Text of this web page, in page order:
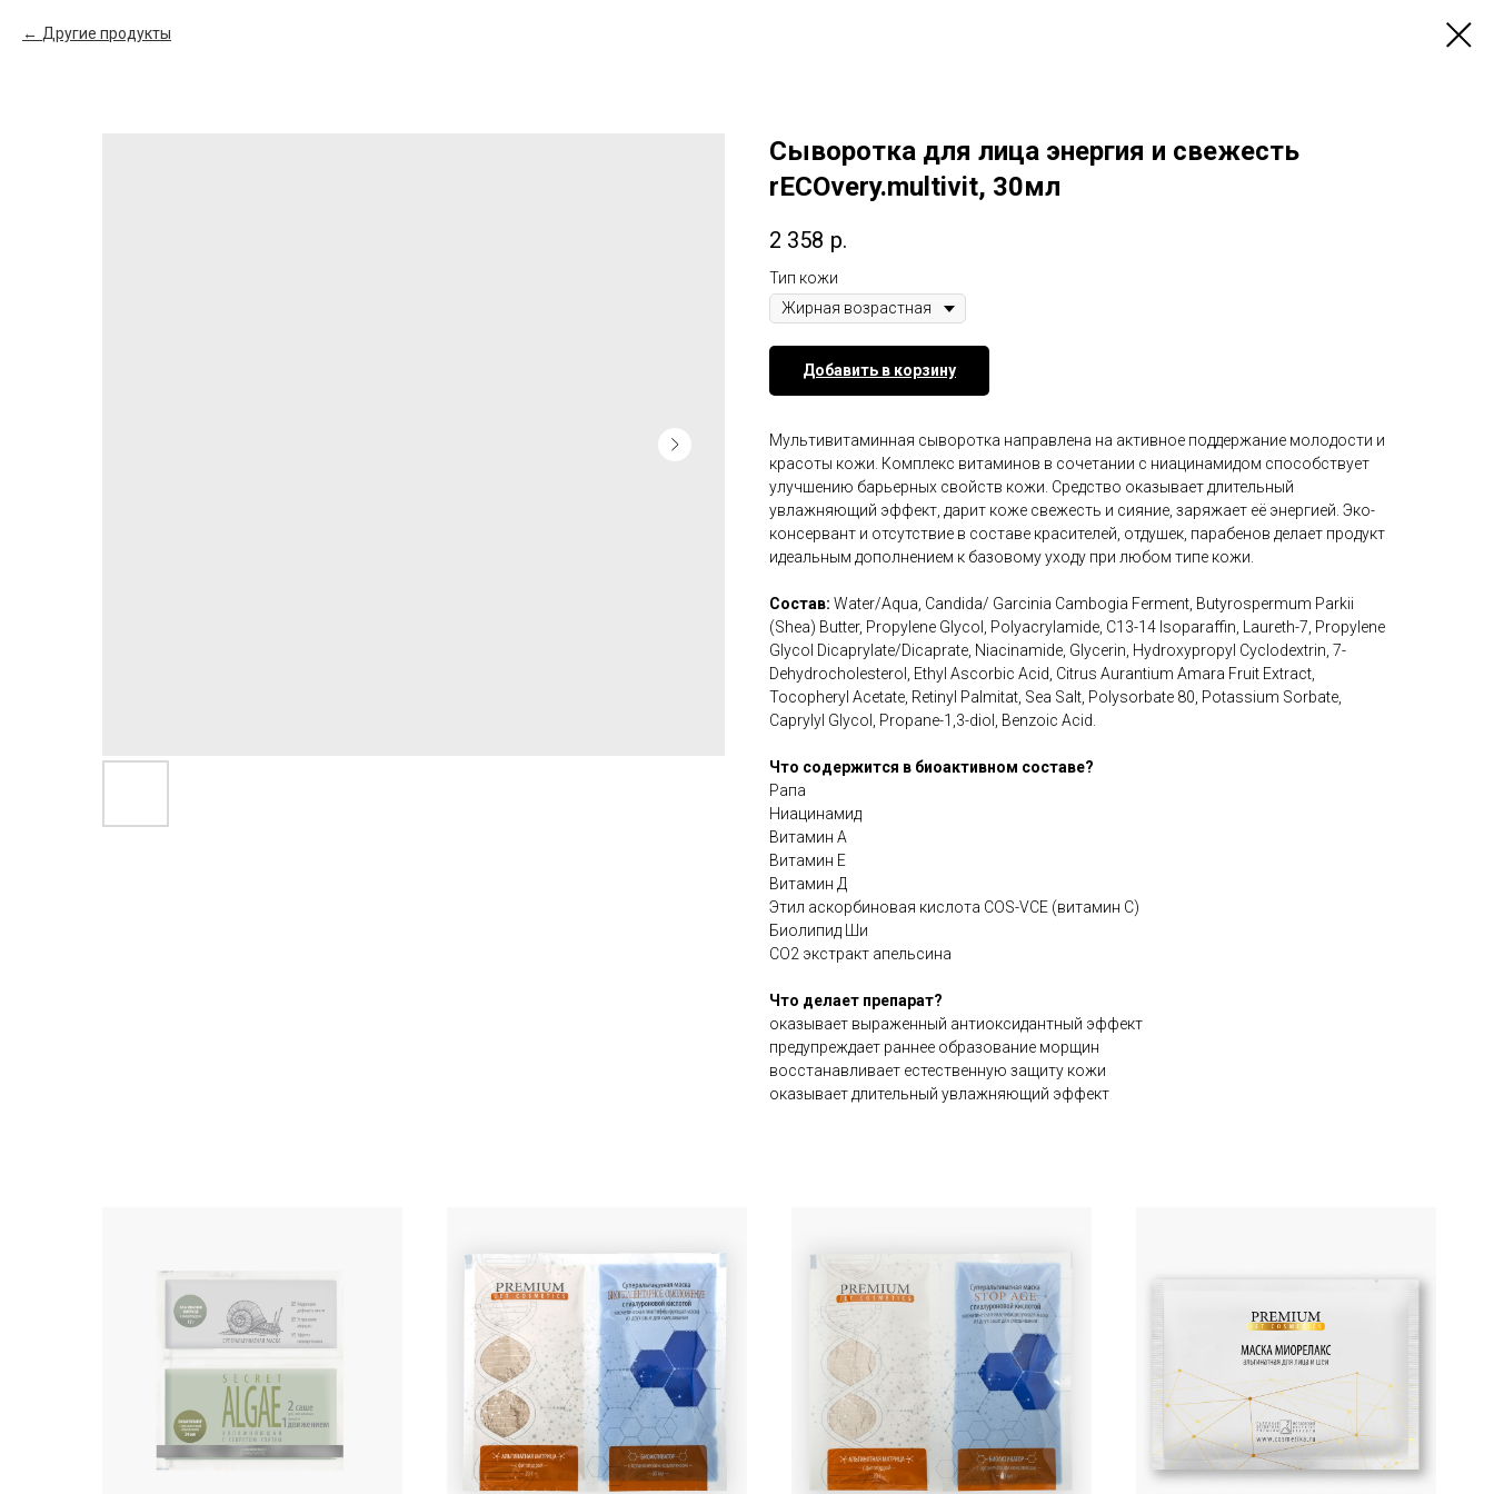
Другие продукты
Сыворотка для лица энергия и свежесть
rECOvery.multivit, 30мл
2 358 р.
Тип кожи
Добавить в корзину
Мультивитаминная сыворотка направлена на активное поддержание молодости и
красоты кожи. Комплекс витаминов в сочетании с ниацинамидом способствует
улучшению барьерных свойств кожи. Средство оказывает длительный
увлажняющий эффект, дарит коже свежесть и сияние, заряжает её энергией. Эко-
консервант и отсутствие в составе красителей, отдушек, парабенов делает продукт
идеальным дополнением к базовому уходу при любом типе кожи.
Состав: Water/Aqua, Candida/ Garcinia Cambogia Ferment, Butyrospermum Parkii
(Shea) Butter, Propylene Glycol, Polyacrylamide, C13-14 Isoparaffin, Laureth-7, Propylene
Glycol Dicaprylate/Dicaprate, Niacinamide, Glycerin, Hydroxypropyl Cyclodextrin, 7-
Dehydrocholesterol, Ethyl Ascorbic Acid, Citrus Aurantium Amara Fruit Extract,
Tocopheryl Acetate, Retinyl Palmitat, Sea Salt, Polysorbate 80, Potassium Sorbate,
Caprylyl Glycol, Propane-1,3-diol, Benzoic Acid.
Что содержится в биоактивном составе?
Рапа
Ниацинамид
Витамин А
Витамин Е
Витамин Д
Этил аскорбиновая кислота COS-VCE (витамин С)
Биолипид Ши
CO2 экстракт апельсина
Что делает препарат?
оказывает выраженный антиоксидантный эффект
предупреждает раннее образование морщин
восстанавливает естественную защиту кожи
оказывает длительный увлажняющий эффект